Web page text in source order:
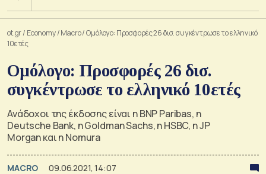
ot.gr/ Economy/Macro/Ομόλογο: Προσφορές 26 δισ. συγκέντρωσε το ελληνικό
10ετές
Ομόλογο: Προσφορές 26 δισ.
συγκέντρωσε το ελληνικό 10ετές
Ανάδοχοι της έκδοσης είναι η BNP Paribas, η
Deutsche Bank, η Goldman Sachs, η ΗSBC, η JP
Morgan και η Nomura
MACRO 09.06.2021, 14:07